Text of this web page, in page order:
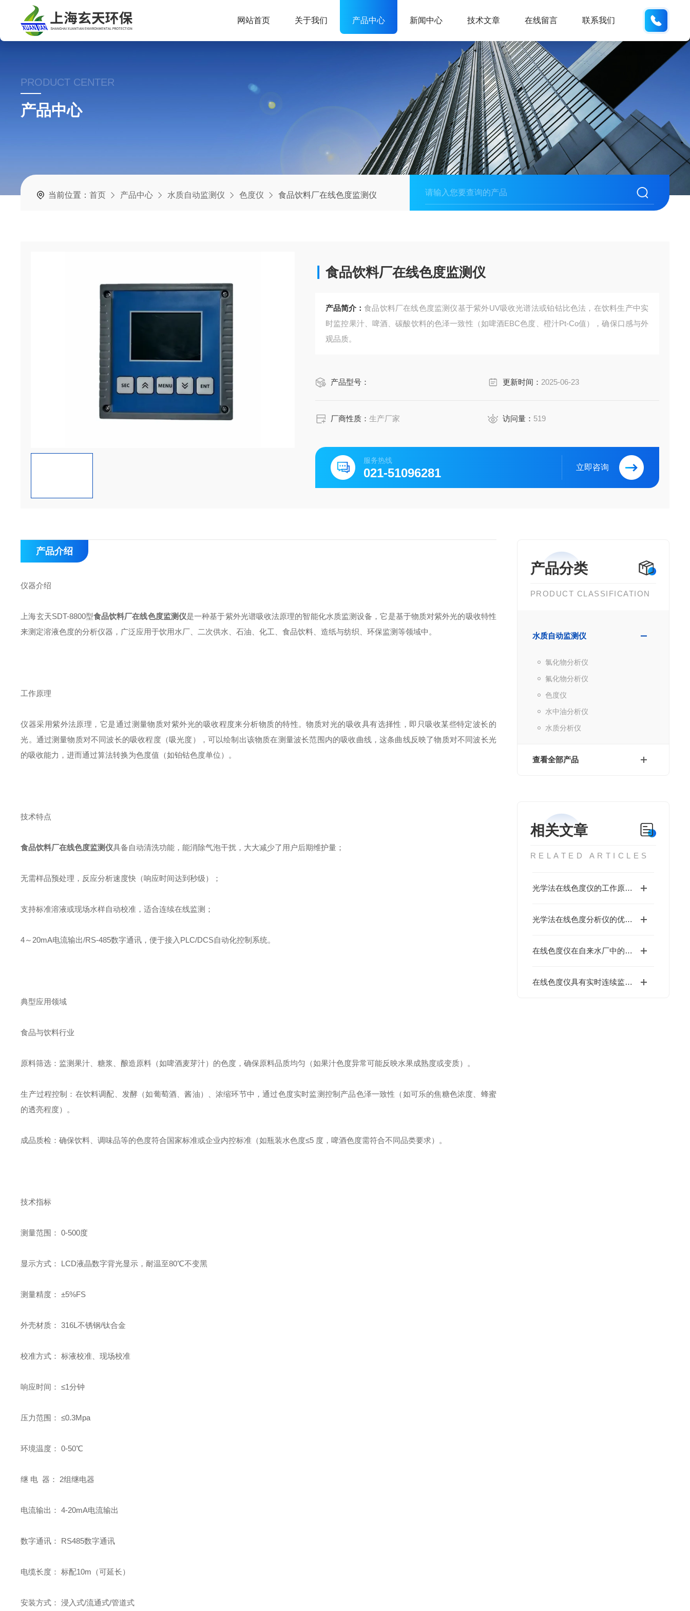
网站首页 关于我们 产品中心 新闻中心 技术文章 在线留言 联系我们
PRODUCT CENTER
产品中心
当前位置：首页 产品中心 水质自动监测仪 色度仪 食品饮料厂在线色度监测仪
食品饮料厂在线色度监测仪
产品简介：食品饮料厂在线色度监测仪基于​​紫外UV吸收光谱法​​或​​铂钴比色法，​​在饮料生产​​中实
时监控果汁、啤酒、碳酸饮料的色泽一致性（如啤酒EBC色度、橙汁Pt-Co值），确保口感与外
观品质。
产品型号： 更新时间： 2025-06-23
厂商性质：生产厂家 访问量： 519
服务热线
021-51096281 立即咨询
产品分类
PRODUCT CLASSIFICATION
水质自动监测仪
氯化物分析仪
氟化物分析仪
色度仪
水中油分析仪
水质分析仪
查看全部产品
相关文章
RELATED ARTICLES
光学法在线色度仪的工作原理介绍
光学法在线色度分析仪的优点有哪些呢
在线色度仪在自来水厂中的应用介绍
在线色度仪具有实时连续监测水中色度的能力
产品介绍
仪器介绍
上海玄天SDT-8800型食品饮料厂在线色度监测仪是一种基于紫外光谱吸收法原理的智能化水质监测设备，它是基于物质对紫外光的吸收特性
来测定溶液色度的分析仪器，广泛应用于饮用水厂、二次供水、石油、化工、食品饮料、造纸与纺织、环保监测等领域中。
工作原理
仪器采用紫外法原理，它是通过测量物质对紫外光的吸收程度来分析物质的特性。物质对光的吸收具有选择性，即只吸收某些特定波长的
光。通过测量物质对不同波长的吸收程度（吸光度），可以绘制出该物质在测量波长范围内的吸收曲线，这条曲线反映了物质对不同波长光
的吸收能力，进而通过算法转换为色度值（如铂钴色度单位）。
技术特点
食品饮料厂在线色度监测仪具备自动清洗功能，能消除气泡干扰，大大减少了用户后期维护量；
无需样品预处理，反应分析速度快（响应时间达到秒级）；
支持标准溶液或现场水样自动校准，适合连续在线监测；
4～20mA电流输出/RS-485数字通讯，便于接入PLC/DCS自动化控制系统。
典型应用领域
食品与饮料行业
原料筛选：监测果汁、糖浆、酿造原料（如啤酒麦芽汁）的色度，确保原料品质均匀（如果汁色度异常可能反映水果成熟度或变质）。
生产过程控制：在饮料调配、发酵（如葡萄酒、酱油）、浓缩环节中，通过色度实时监测控制产品色泽一致性（如可乐的焦糖色浓度、蜂蜜
的透亮程度）。
成品质检：确保饮料、调味品等的色度符合国家标准或企业内控标准（如瓶装水色度≤5 度，啤酒色度需符合不同品类要求）。
技术指标
测量范围： 0-500度
显示方式： LCD液晶数字背光显示，耐温至80℃不变黑
测量精度： ±5%FS
外壳材质： 316L不锈钢/钛合金
校准方式： 标液校准、现场校准
响应时间： ≤1分钟
压力范围： ≤0.3Mpa
环境温度： 0-50℃
继 电 器： 2组继电器
电流输出： 4-20mA电流输出
数字通讯： RS485数字通讯
电缆长度： 标配10m（可延长）
安装方式： 浸入式/流通式/管道式